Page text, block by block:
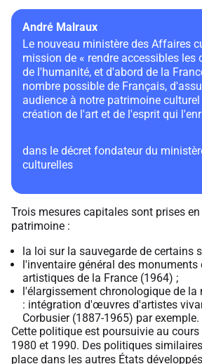
Le nouveau ministère des Affaires
mission de « rendre accessibles
de l'humanité, et d'abord de la
nombre possible de Français,
audience à notre patrimoine
création de l'art et de l'esprit qui
André Malraux
dans le décret fondateur du
culturelles
Trois mesures capitales sont prises
patrimoine :
la loi sur la sauvegarde de certains
l'inventaire général des monuments
artistiques de la France (1964) ;
l'élargissement chronologique de
: intégration d'œuvres d'artistes
Corbusier (1887-1965) par exemple.
Cette politique est poursuivie au
1980 et 1990. Des politiques
place dans les autres États